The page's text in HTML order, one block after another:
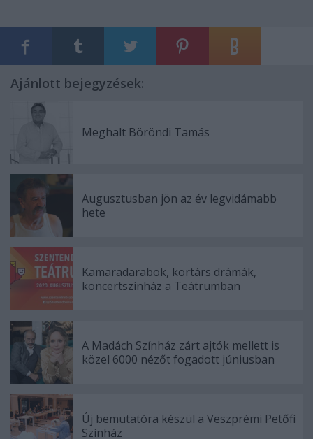
Ajánlott bejegyzések:
Meghalt Böröndi Tamás
Augusztusban jön az év legvidámabb
hete
Kamaradarabok, kortárs drámák,
koncertszínház a Teátrumban
A Madách Színház zárt ajtók mellett is
közel 6000 nézőt fogadott júniusban
Új bemutatóra készül a Veszprémi Petőfi
Színház